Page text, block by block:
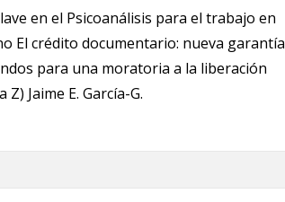
en el Psicoanálisis para el trabajo en
El crédito documentario: nueva garantía
para una moratoria a la liberación
Jaime E. García-G.